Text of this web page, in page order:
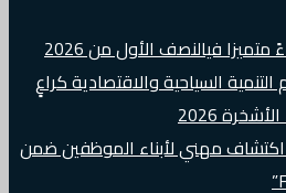
فيالنصف الأول من 2026
السياحية والاقتصادية كراعٍ
2026
مهني لأبناء الموظفين ضمن